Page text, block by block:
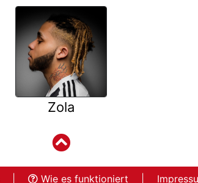
Zola
Wie es funktioniert